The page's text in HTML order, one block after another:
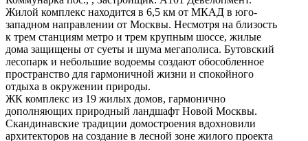
Жилой комплекс находится в 6,5 км от МКАД в юго-
западном направлении от Москвы. Несмотря на близость
к трем станциям метро и трем крупным шоссе, жилые
дома защищены от суеты и шума мегаполиса. Бутовский
лесопарк и небольшие водоемы создают обособленное
пространство для гармоничной жизни и спокойного
отдыха в окружении природы.
ЖК комплекс из 19 жилых домов, гармонично
дополняющих природный ландшафт Новой Москвы.
Скандинавские традиции домостроения вдохновили
архитекторов на создание в лесной зоне жилого проекта